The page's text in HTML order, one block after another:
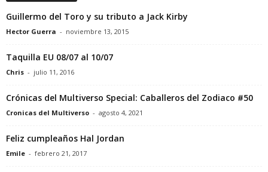
Guillermo del Toro y su tributo a Jack Kirby
Hector Guerra - noviembre 13, 2015
Taquilla EU 08/07 al 10/07
Chris - julio 11, 2016
Crónicas del Multiverso Special: Caballeros del Zodiaco #50
Cronicas del Multiverso - agosto 4, 2021
Feliz cumpleaños Hal Jordan
Emile - febrero 21, 2017